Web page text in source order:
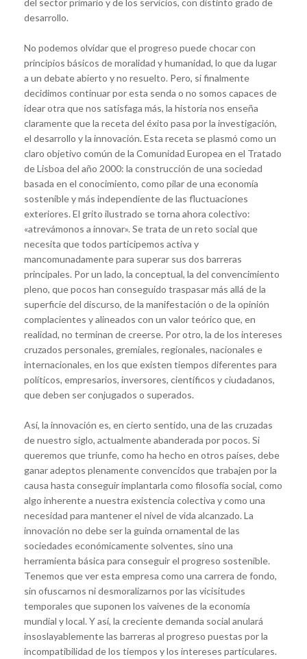
del sector primario y de los servicios, con distinto grado de
desarrollo.
No podemos olvidar que el progreso puede chocar con
principios básicos de moralidad y humanidad, lo que da lugar
a un debate abierto y no resuelto. Pero, si finalmente
decidimos continuar por esta senda o no somos capaces de
idear otra que nos satisfaga más, la historia nos enseña
claramente que la receta del éxito pasa por la investigación,
el desarrollo y la innovación. Esta receta se plasmó como un
claro objetivo común de la Comunidad Europea en el Tratado
de Lisboa del año 2000: la construcción de una sociedad
basada en el conocimiento, como pilar de una economía
sostenible y más independiente de las fluctuaciones
exteriores. El grito ilustrado se torna ahora colectivo:
«atrevámonos a innovar». Se trata de un reto social que
necesita que todos participemos activa y
mancomunadamente para superar sus dos barreras
principales. Por un lado, la conceptual, la del convencimiento
pleno, que pocos han conseguido traspasar más allá de la
superficie del discurso, de la manifestación o de la opinión
complacientes y alineados con un valor teórico que, en
realidad, no terminan de creerse. Por otro, la de los intereses
cruzados personales, gremiales, regionales, nacionales e
internacionales, en los que existen tiempos diferentes para
políticos, empresarios, inversores, científicos y ciudadanos,
que deben ser conjugados o superados.
Así, la innovación es, en cierto sentido, una de las cruzadas
de nuestro siglo, actualmente abanderada por pocos. Si
queremos que triunfe, como ha hecho en otros países, debe
ganar adeptos plenamente convencidos que trabajen por la
causa hasta conseguir implantarla como filosofía social, como
algo inherente a nuestra existencia colectiva y como una
necesidad para mantener el nivel de vida alcanzado. La
innovación no debe ser la guinda ornamental de las
sociedades económicamente solventes, sino una
herramienta básica para conseguir el progreso sostenible.
Tenemos que ver esta empresa como una carrera de fondo,
sin ofuscarnos ni desmoralizarnos por las vicisitudes
temporales que suponen los vaivenes de la economía
mundial y local. Y así, la creciente demanda social anulará
insoslayablemente las barreras al progreso puestas por la
incompatibilidad de los tiempos y los intereses particulares.